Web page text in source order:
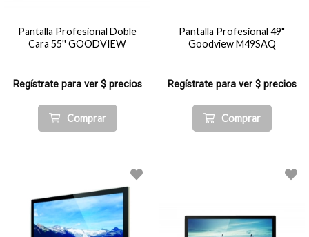
Pantalla Profesional Doble
Cara 55'' GOODVIEW
Regístrate para ver $ precios
Comprar
Pantalla Profesional 49"
Goodview M49SAQ
Regístrate para ver $ precios
Comprar